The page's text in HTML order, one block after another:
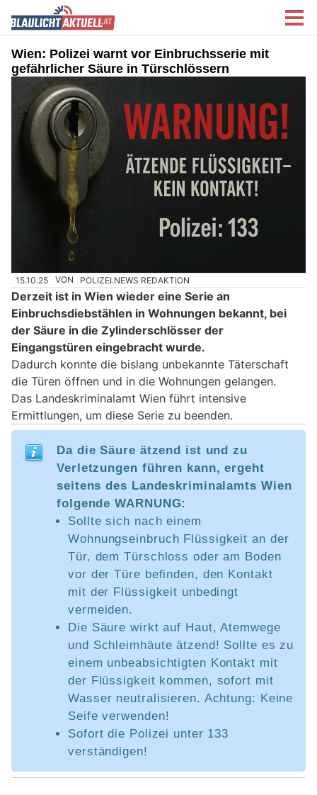
Wien: Polizei warnt vor Einbruchsserie mit
gefährlicher Säure in Türschlössern
15.10.25 VON POLIZEI.NEWS REDAKTION
Derzeit ist in Wien wieder eine Serie an
Einbruchsdiebstählen in Wohnungen bekannt, bei
der Säure in die Zylinderschlösser der
Eingangstüren eingebracht wurde.
Dadurch konnte die bislang unbekannte Täterschaft
die Türen öffnen und in die Wohnungen gelangen.
Das Landeskriminalamt Wien führt intensive
Ermittlungen, um diese Serie zu beenden.
Da die Säure ätzend ist und zu
Verletzungen führen kann, ergeht
seitens des Landeskriminalamts Wien
folgende WARNUNG:
Sollte sich nach einem
Wohnungseinbruch Flüssigkeit an der
Tür, dem Türschloss oder am Boden
vor der Türe befinden, den Kontakt
mit der Flüssigkeit unbedingt
vermeiden.
Die Säure wirkt auf Haut, Atemwege
und Schleimhäute ätzend! Sollte es zu
einem unbeabsichtigten Kontakt mit
der Flüssigkeit kommen, sofort mit
Wasser neutralisieren. Achtung: Keine
Seife verwenden!
Sofort die Polizei unter 133
verständigen!